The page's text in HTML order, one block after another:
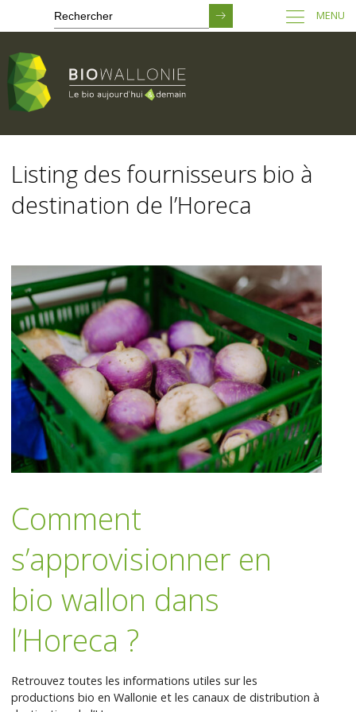
contenu
principal
MENU
Listing des fournisseurs bio à
destination de l’Horeca
Comment
s’approvisionner en
bio wallon dans
l’Horeca ?
Retrouvez toutes les informations utiles sur les
productions bio en Wallonie et les canaux de distribution à